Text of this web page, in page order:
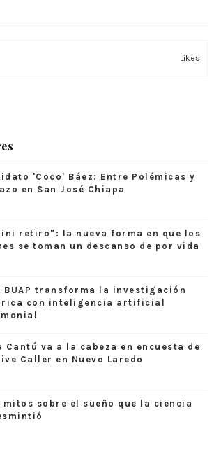
Likes
'Coco' Báez: Entre Polémicas y
en San José Chiapa
retiro": la nueva forma en que los
se toman un descanso de por vida
BUAP transforma la investigación
con inteligencia artificial
Cantú va a la cabeza en encuesta de
Caller en Nuevo Laredo
mitos sobre el sueño que la ciencia